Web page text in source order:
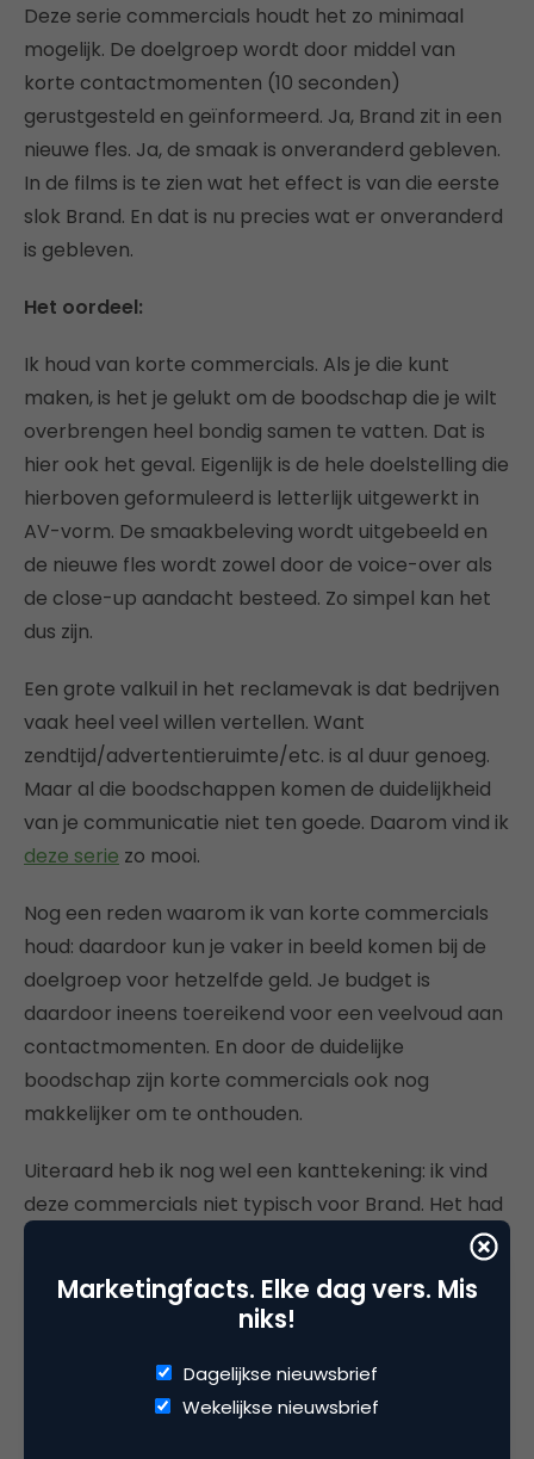
Deze serie commercials houdt het zo minimaal
mogelijk. De doelgroep wordt door middel van
korte contactmomenten (10 seconden)
gerustgesteld en geïnformeerd. Ja, Brand zit in een
nieuwe fles. Ja, de smaak is onveranderd gebleven.
In de films is te zien wat het effect is van die eerste
slok Brand. En dat is nu precies wat er onveranderd
is gebleven.
Het oordeel:
Ik houd van korte commercials. Als je die kunt
maken, is het je gelukt om de boodschap die je wilt
overbrengen heel bondig samen te vatten. Dat is
hier ook het geval. Eigenlijk is de hele doelstelling die
hierboven geformuleerd is letterlijk uitgewerkt in
AV-vorm. De smaakbeleving wordt uitgebeeld en
de nieuwe fles wordt zowel door de voice-over als
de close-up aandacht besteed. Zo simpel kan het
dus zijn.
Een grote valkuil in het reclamevak is dat bedrijven
vaak heel veel willen vertellen. Want
zendtijd/advertentieruimte/etc. is al duur genoeg.
Maar al die boodschappen komen de duidelijkheid
van je communicatie niet ten goede. Daarom vind ik
deze serie zo mooi.
Nog een reden waarom ik van korte commercials
houd: daardoor kun je vaker in beeld komen bij de
doelgroep voor hetzelfde geld. Je budget is
daardoor ineens toereikend voor een veelvoud aan
contactmomenten. En door de duidelijke
boodschap zijn korte commercials ook nog
makkelijker om te onthouden.
Uiteraard heb ik nog wel een kanttekening: ik vind
deze commercials niet typisch voor Brand. Het had
net zo goed over Grolsch of Bavaria kunnen gaan.
Wat we zien is de reactie van diverse mensen op
die eerste slok bier. Maar goed, dat is een probleem
waardoor onderscheiden ze zich nu écht van de
rest? Brand had bijvoorbeeld iets kunnen zeggen
Marketingfacts. Elke dag vers. Mis
niks!
Dagelijkse nieuwsbrief
Wekelijkse nieuwsbrief